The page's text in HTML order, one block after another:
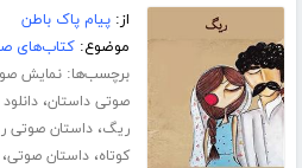
از:پیام پاک باطن
موضوع:کتاب‌های
برچسب‌ها:نمایش
صوتی داستان،
ریگ،داستان صوتی
کوتاه،داستان صوتی